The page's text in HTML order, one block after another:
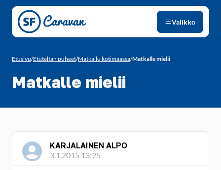
Siirry sivun sisältöön
Valikko
Etusivu/Etuteltan puheet/Matkailu kotimaassa/Matkalle mielii
Matkalle mielii
KARJALAINEN ALPO
3.1.2015 13:25